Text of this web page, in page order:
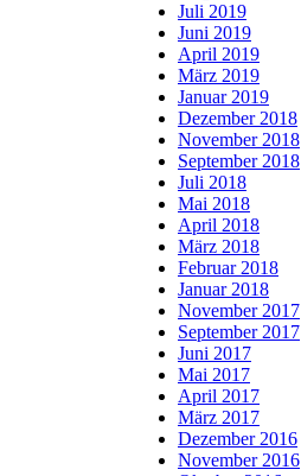
Juli 2019
Juni 2019
April 2019
März 2019
Januar 2019
Dezember 2018
November 2018
September 2018
Juli 2018
Mai 2018
April 2018
März 2018
Februar 2018
Januar 2018
November 2017
September 2017
Juni 2017
Mai 2017
April 2017
März 2017
Dezember 2016
November 2016